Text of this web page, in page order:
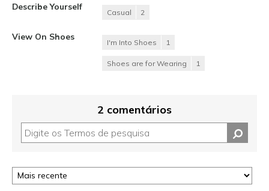
Describe Yourself
Casual 2
View On Shoes
I'm Into Shoes 1
Shoes are for Wearing 1
2 comentários